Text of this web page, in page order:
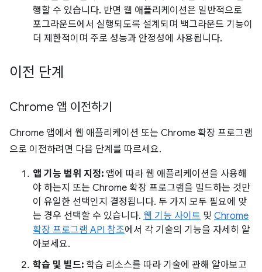
행할 수 있습니다. 반면 웹 애플리케이션은 일반적으로
포그라운드에서 실행되도록 설계되며 백그라운드 기능이
더 제한적이며 주로 성능과 안정성에 사용됩니다.
이전 단계
Chrome 앱 이전하기
Chrome 앱에서 웹 애플리케이션 또는 Chrome 확장 프로그램
으로 이전하려면 다음 단계를 따르세요.
앱 기능 범위 지정: 앱에 따라 웹 애플리케이션을 사용해
야 하는지 또는 Chrome 확장 프로그램을 빌드하는 것만
이 유일한 선택인지 결정됩니다. 두 가지 모두 필요에 맞
는 경우 선택할 수 있습니다. 웹 기능 사이트 및 Chrome
확장 프로그램 API 참조에서 각 기술의 기능을 자세히 알
아보세요.
학습 및 빌드: 학습 리소스를 따라 기술에 관해 알아보고